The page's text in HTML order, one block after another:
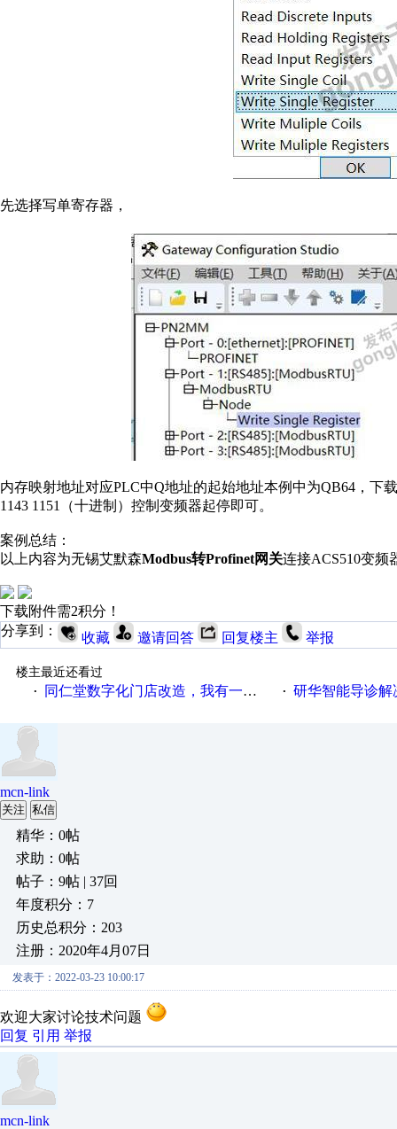
先选择写单寄存器，
内存映射地址对应PLC中Q地址的起始地址本例中为QB64，下
1143 1151（十进制）控制变频器起停即可。
案例总结：
以上内容为无锡艾默森Modbus转Profinet网关连接ACS510变频
下载附件需2积分！
分享到：
收藏 邀请回答 回复楼主 举报
楼主最近还看过
·
同仁堂数字化门店改造，我有一剂良方 · 研华智能导诊解
mcn-link
关注 私信
精华：0帖
求助：0帖
帖子：9帖 | 37回
年度积分：7
历史总积分：203
注册：2020年4月07日
发表于：2022-03-23 10:00:17
欢迎大家讨论技术问题
回复 引用 举报
mcn-link